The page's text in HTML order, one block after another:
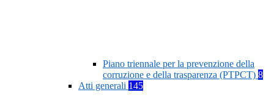
Piano triennale per la prevenzione della
corruzione e della trasparenza (PTPCT) 8
Atti generali 145